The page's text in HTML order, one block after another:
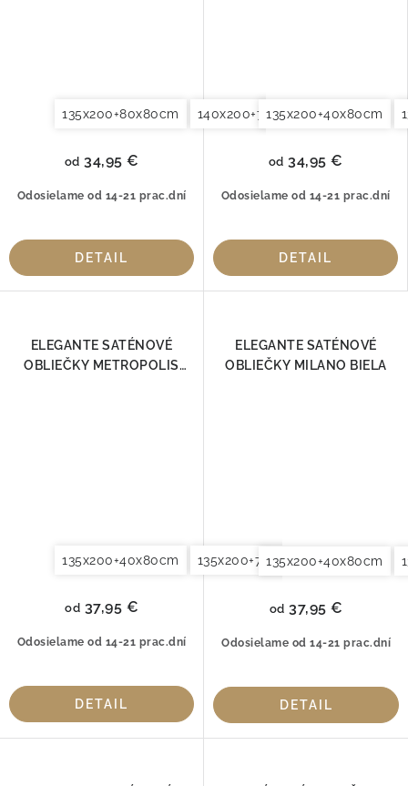
135x200+80x80cm 140x200+70x90cm
Odosielame od 14-21 prac.dní
od 34,95 €
DETAIL
135x200+40x80cm
Odosielame od 14-21 prac.dní
od 34,95 €
DETAIL
ELEGANTE SATÉNOVÉ
OBLIEČKY METROPOLIS
135x200+40x80cm 135x200+70x90cm
Odosielame od 14-21 prac.dní
od 37,95 €
DETAIL
ELEGANTE SATÉNOVÉ
OBLIEČKY MILANO BIELA
135x200+40x80cm
Odosielame od 14-21 prac.dní
od 37,95 €
DETAIL